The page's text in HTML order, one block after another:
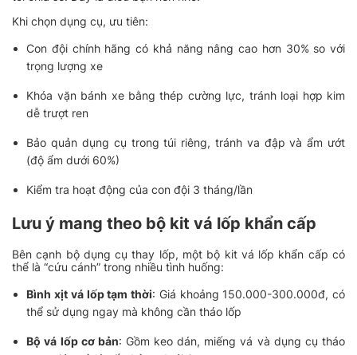
Khi chọn dụng cụ, ưu tiên:
Con đội chính hãng có khả năng nâng cao hơn 30% so với
trọng lượng xe
Khóa vặn bánh xe bằng thép cường lực, tránh loại hợp kim
dễ trượt ren
Bảo quản dụng cụ trong túi riêng, tránh va đập và ẩm ướt
(độ ẩm dưới 60%)
Kiểm tra hoạt động của con đội 3 tháng/lần
Lưu ý mang theo bộ kit vá lốp khẩn cấp
Bên cạnh bộ dụng cụ thay lốp, một bộ kit vá lốp khẩn cấp có
thể là “cứu cánh” trong nhiều tình huống:
Bình xịt vá lốp tạm thời: Giá khoảng 150.000-300.000đ, có
thể sử dụng ngay mà không cần tháo lốp
Bộ vá lốp cơ bản: Gồm keo dán, miếng vá và dụng cụ tháo